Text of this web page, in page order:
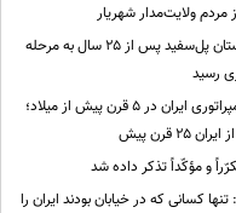
مردم ولایت‌مدار شهریار
پل شهرستان پل‌سفید پس از ۲۵ سال به مرحله
رسید
گستره امپراتوری ایران در ۵ قرن پیش از میلاد؛
۲۵ قرن پیش
و مؤکّداً تذکر داده شد
کسانی که در خیابان بودند ایران را